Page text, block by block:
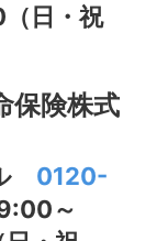
日・祝
保険株式
0120-
～